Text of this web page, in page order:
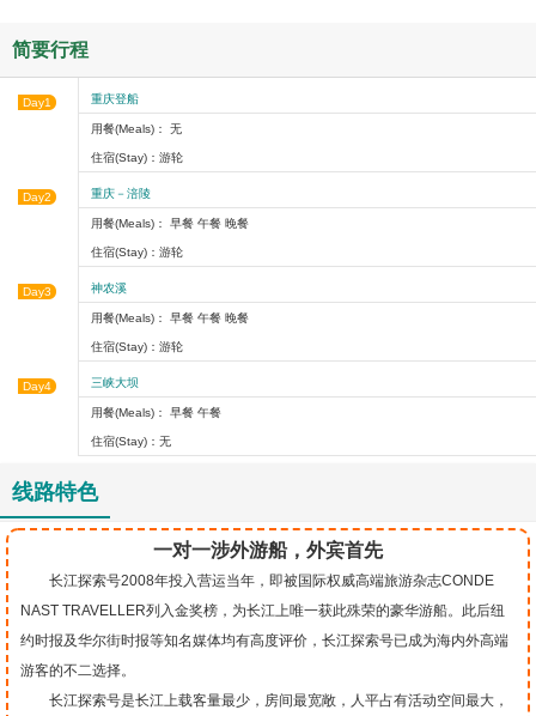
简要行程
Day1 重庆登船
用餐(Meals)： 无
住宿(Stay)：游轮
Day2 重庆－涪陵
用餐(Meals)： 早餐 午餐 晚餐
住宿(Stay)：游轮
Day3 神农溪
用餐(Meals)： 早餐 午餐 晚餐
住宿(Stay)：游轮
Day4 三峡大坝
用餐(Meals)： 早餐 午餐
住宿(Stay)：无
线路特色
一对一涉外游船，外宾首先
长江探索号2008年投入营运当年，即被国际权威高端旅游杂志CONDE
NAST TRAVELLER列入金奖榜，为长江上唯一获此殊荣的豪华游船。此后纽
约时报及华尔街时报等知名媒体均有高度评价，长江探索号已成为海内外高端
游客的不二选择。
长江探索号是长江上载客量最少，房间最宽敞，人平占有活动空间最大，